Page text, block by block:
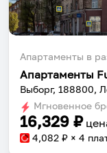
Апартаменты в
Апартаменты
Мгновенное
16,329 ₽
4,082 ₽ × 4